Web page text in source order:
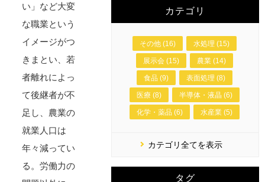
い」など大変
な職業という
イメージがつ
きまとい、若
者離れによっ
て後継者が不
足し、農業の
就業人口は
年々減ってい
る。労働力の
カテゴリ
その他 (16) 水処理 (15)
展示会 (15) 農業 (14)
食品 (9) 表面処理 (8)
医療 (8) 半導体・液晶 (6)
化学・薬品 (6) 水産業 (5)
カテゴリ全てを表示
タグ